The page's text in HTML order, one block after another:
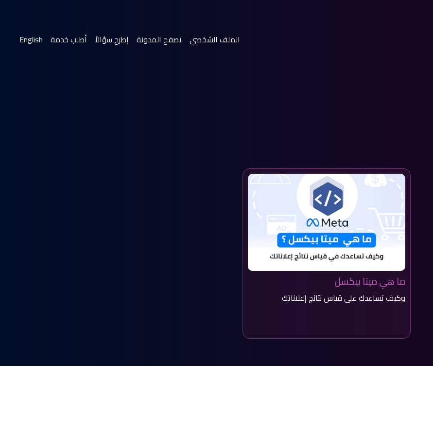
الملف الشخصي
(current) تصفح المدونة إطرح سؤالاً أطلب خدمة English
ما هي ميتا بيكسل
وكيف تساعدك على قياس نتائج إعلاناتك